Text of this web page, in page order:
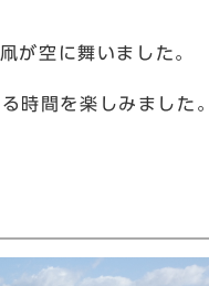
が空に舞いました。
時間を楽しみました。